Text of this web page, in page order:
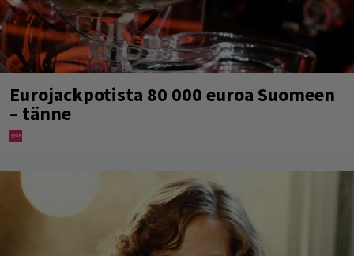
Eurojackpotista 80 000 euroa Suomeen
– tänne